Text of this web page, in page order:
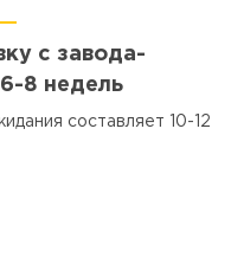
с завода-
8 недель
составляет 10-12